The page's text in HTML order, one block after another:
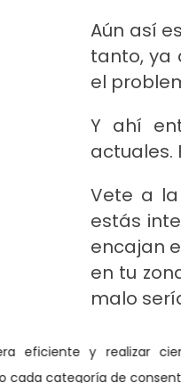
Aún así
tanto, ya
el
Y ahí
actuales.
Vete a
estás
encajan
en tu
malo
Como